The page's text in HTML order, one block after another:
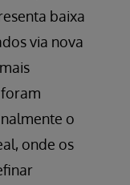
baixa
via nova
o
onde os